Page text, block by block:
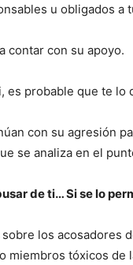
u obligados a
contar con su apoyo.
es probable que te lo
con su agresión
se analiza en el
de ti… Si se lo
los acosadores
miembros tóxicos de